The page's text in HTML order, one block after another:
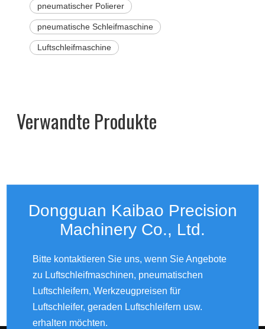
pneumatischer Polierer
pneumatische Schleifmaschine
Luftschleifmaschine
Verwandte Produkte
Dongguan Kaibao Precision
Machinery Co., Ltd.​​​​​​​
Bitte kontaktieren Sie uns, wenn Sie Angebote
zu Luftschleifmaschinen, pneumatischen
Luftschleifern, Werkzeugpreisen für
Luftschleifer, geraden Luftschleifern usw.
erhalten möchten.